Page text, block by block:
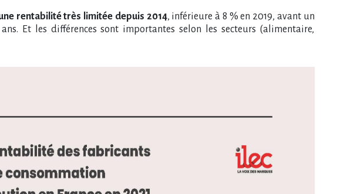
rentabilité très limitée depuis 2014, inférieure à 8 % en 2019, avant un
Et les différences sont importantes selon les secteurs (alimentaire,